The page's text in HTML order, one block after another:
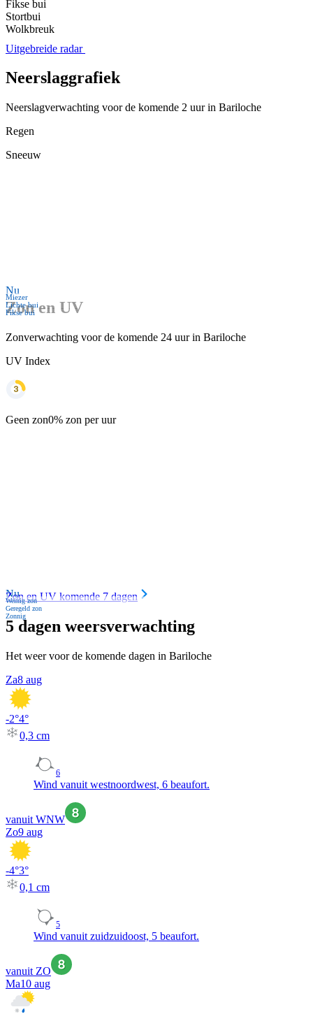
Fikse bui
Stortbui
Wolkbreuk
Uitgebreide radar
Neerslaggrafiek
Neerslagverwachting voor de komende 2 uur in Bariloche
Regen
Sneeuw
Nu
Miezer
Lichte bui
Fikse bui
Zon en UV
Zonverwachting voor de komende 24 uur in Bariloche
UV Index
Geen zon0% zon per uur
Nu
Weinig zon
Geregeld zon
Zonnig
Zon en UV komende 7 dagen
5 dagen weersverwachting
Het weer voor de komende dagen in Bariloche
Za8 aug
-2°4°
0,3 cm
6
Wind vanuit westnoordwest, 6 beaufort.
vanuit WNW
Zo9 aug
-4°3°
0,1 cm
5
Wind vanuit zuidzuidoost, 5 beaufort.
vanuit ZO
Ma10 aug